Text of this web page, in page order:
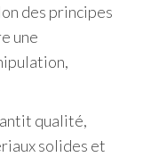
des principes
une
qualité,
solides et